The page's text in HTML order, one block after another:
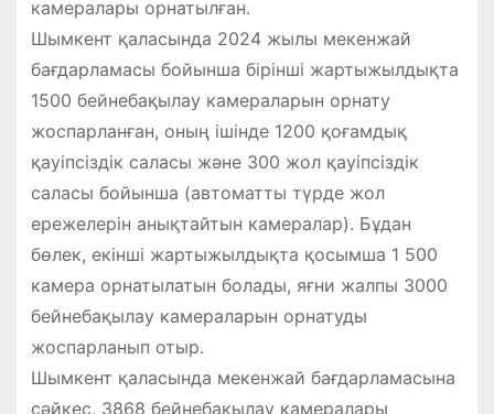
камералары орнатылған.
Шымкент қаласында 2024 жылы мекенжай
бағдарламасы бойынша бірінші жартыжылдықта
1500 бейнебақылау камераларын орнату
жоспарланған, оның ішінде 1200 қоғамдық
қауіпсіздік саласы және 300 жол қауіпсіздік
саласы бойынша (автоматты түрде жол
ережелерін анықтайтын камералар). Бұдан
бөлек, екінші жартыжылдықта қосымша 1 500
камера орнатылатын болады, яғни жалпы 3000
бейнебақылау камераларын орнатуды
жоспарланып отыр.
Шымкент қаласында мекенжай бағдарламасына
сәйкес, 3868 бейнебақылау камералары